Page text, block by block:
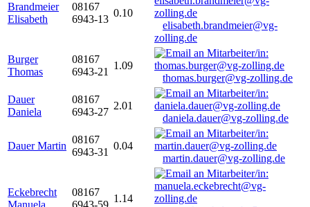
Brandmeier
Elisabeth
08167
6943-13
0.10
elisabeth.brandmeier@vg-
zolling.de
Burger
Thomas
08167
6943-21
1.09
thomas.burger@vg-zolling.de
Dauer
Daniela
08167
6943-27
2.01
daniela.dauer@vg-zolling.de
Dauer Martin
08167
6943-31
0.04
martin.dauer@vg-zolling.de
Eckebrecht
08167
1.14